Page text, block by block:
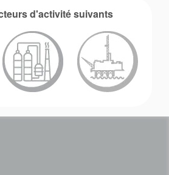
d'activité suivants